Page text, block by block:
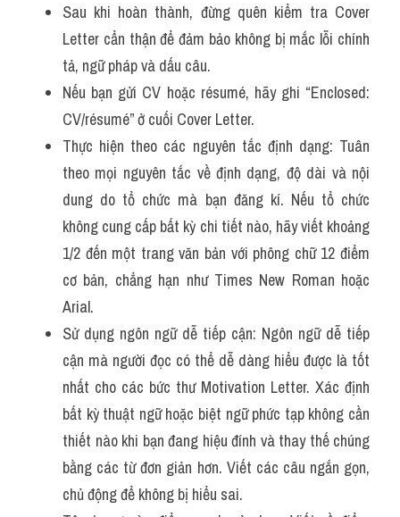
Sau khi hoàn thành, đừng quên kiểm tra Cover
Letter cẩn thận để đảm bảo không bị mắc lỗi chính
tả, ngữ pháp và dấu câu.
Nếu bạn gửi CV hoặc résumé, hãy ghi “Enclosed:
CV/résumé” ở cuối Cover Letter.
Thực hiện theo các nguyên tắc định dạng: Tuân
theo mọi nguyên tắc về định dạng, độ dài và nội
dung do tổ chức mà bạn đăng kí. Nếu tổ chức
không cung cấp bất kỳ chi tiết nào, hãy viết khoảng
1/2 đến một trang văn bản với phông chữ 12 điểm
cơ bản, chẳng hạn như Times New Roman hoặc
Arial.
Sử dụng ngôn ngữ dễ tiếp cận: Ngôn ngữ dễ tiếp
cận mà người đọc có thể dễ dàng hiểu được là tốt
nhất cho các bức thư Motivation Letter. Xác định
bất kỳ thuật ngữ hoặc biệt ngữ phức tạp không cần
thiết nào khi bạn đang hiệu đính và thay thế chúng
bằng các từ đơn giản hơn. Viết các câu ngắn gọn,
chủ động để không bị hiểu sai.